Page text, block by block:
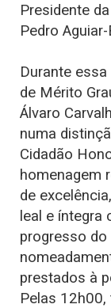
Presidente
Pedro
Durante
de Mérito
Álvaro
numa
Cidadão
homenagem
de
leal e
progresso
prestados à
Pelas 12h00,